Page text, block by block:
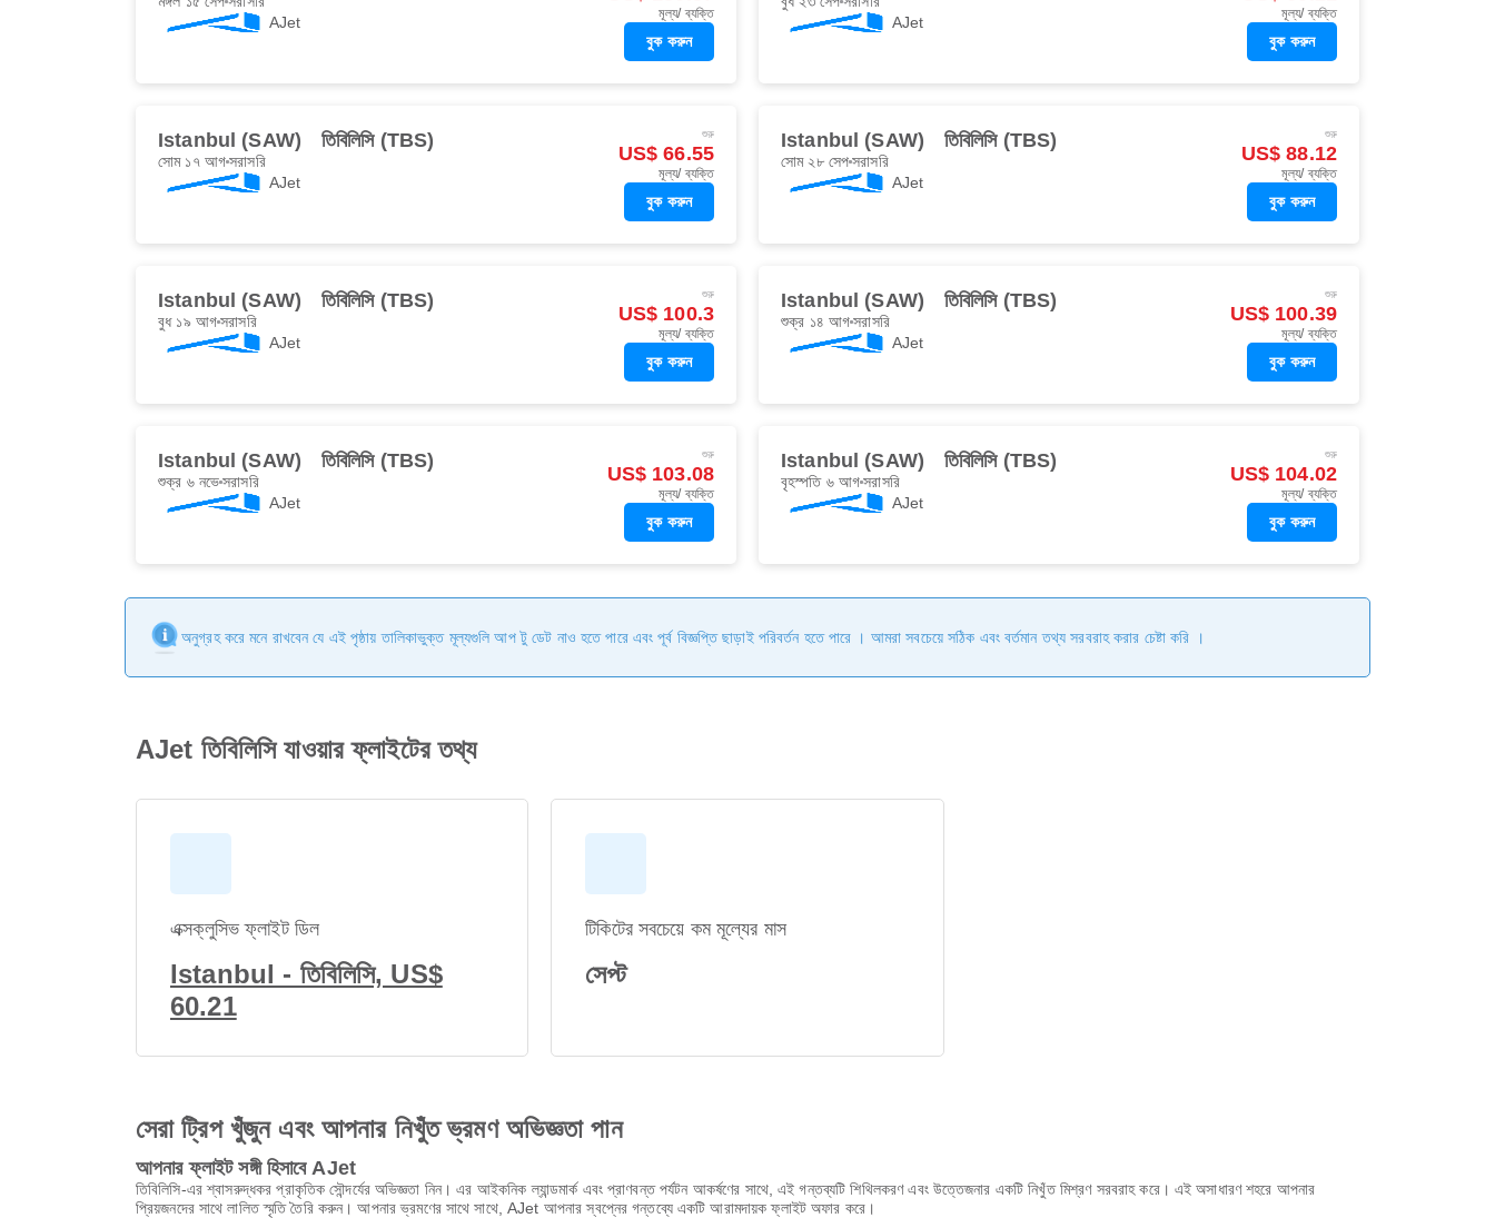
AJet
মূল্য/ ব্যক্তি
বুক করুন
AJet
মূল্য/ ব্যক্তি
বুক করুন
Istanbul (SAW) তিবি‌লিসি (TBS)
সোম ১৭ আগসরাসরি
AJet
শুরু
US$ 66.55
মূল্য/ ব্যক্তি
বুক করুন
Istanbul (SAW) তিবি‌লিসি (TBS)
সোম ২৮ সেপসরাসরি
AJet
শুরু
US$ 88.12
মূল্য/ ব্যক্তি
বুক করুন
Istanbul (SAW) তিবি‌লিসি (TBS)
বুধ ১৯ আগসরাসরি
AJet
শুরু
US$ 100.3
মূল্য/ ব্যক্তি
বুক করুন
Istanbul (SAW) তিবি‌লিসি (TBS)
শুক্র ১৪ আগসরাসরি
AJet
শুরু
US$ 100.39
মূল্য/ ব্যক্তি
বুক করুন
Istanbul (SAW) তিবি‌লিসি (TBS)
শুক্র ৬ নভেসরাসরি
AJet
শুরু
US$ 103.08
মূল্য/ ব্যক্তি
বুক করুন
Istanbul (SAW) তিবি‌লিসি (TBS)
বৃহস্পতি ৬ আগসরাসরি
AJet
শুরু
US$ 104.02
মূল্য/ ব্যক্তি
বুক করুন
অনুগ্রহ করে মনে রাখবেন যে এই পৃষ্ঠায় তালিকাভুক্ত মূল্যগুলি আপ টু ডেট নাও হতে পারে এবং পূর্ব বিজ্ঞপ্তি ছাড়াই পরিবর্তন হতে পারে । আমরা সবচেয়ে সঠিক এবং বর্তমান তথ্য সরবরাহ করার চেষ্টা করি ।
AJet তিবি‌লিসি যাওয়ার ফ্লাইটের তথ্য
এক্সক্লুসিভ ফ্লাইট ডিল
Istanbul - তিবি‌লিসি, US$
60.21
টিকিটের সবচেয়ে কম মূল্যের মাস
সেপ্ট
সেরা ট্রিপ খুঁজুন এবং আপনার নিখুঁত ভ্রমণ অভিজ্ঞতা পান
আপনার ফ্লাইট সঙ্গী হিসাবে AJet
তিবি‌লিসি-এর শ্বাসরুদ্ধকর প্রাকৃতিক সৌন্দর্যের অভিজ্ঞতা নিন। এর আইকনিক ল্যান্ডমার্ক এবং প্রাণবন্ত পর্যটন আকর্ষণের সাথে, এই গন্তব্যটি শিথিলকরণ এবং উত্তেজনার একটি নিখুঁত মিশ্রণ সরবরাহ করে। এই অসাধারণ শহরে আপনার
প্রিয়জনদের সাথে লালিত স্মৃতি তৈরি করুন। আপনার ভ্রমণের সাথে সাথে, AJet আপনার স্বপ্নের গন্তব্যে একটি আরামদায়ক ফ্লাইট অফার করে।